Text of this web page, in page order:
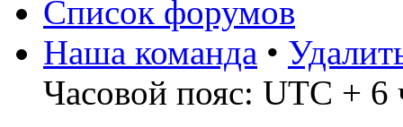
Список форумов
Наша команда •
Часовой пояс: UTC + 6